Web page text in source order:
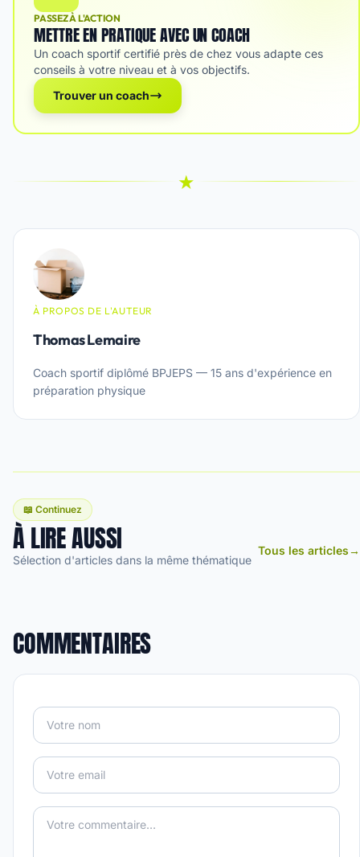
PASSEZ À L'ACTION
METTRE EN PRATIQUE AVEC UN COACH
Un coach sportif certifié près de chez vous adapte ces
conseils à votre niveau et à vos objectifs.
Trouver un coach
★
À PROPOS DE L'AUTEUR
Thomas Lemaire
Coach sportif diplômé BPJEPS — 15 ans d'expérience en
préparation physique
📖 Continuez
À LIRE AUSSI
Sélection d'articles dans la même thématique
Tous les articles→
COMMENTAIRES